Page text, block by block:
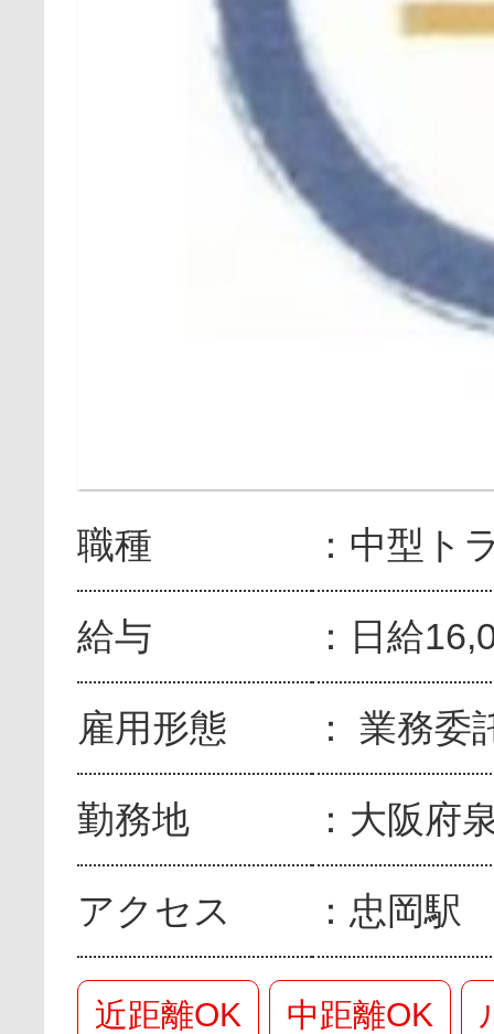
職種 中型ト
給与 日給
雇用形態 業務委
勤務地 大阪府
アクセス 忠岡駅
近距離OK 中距離OK